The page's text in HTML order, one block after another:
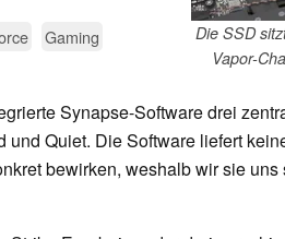
Die SSD
Vapor-
Gaming
Synapse-Software drei
Quiet. Die Software liefert
bewirken, weshalb wir sie uns